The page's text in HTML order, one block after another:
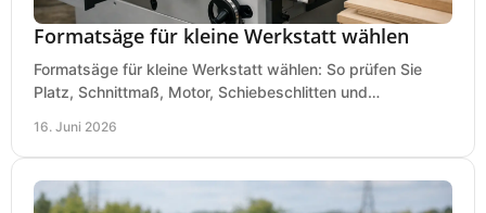
Formatsäge für kleine Werkstatt wählen
Formatsäge für kleine Werkstatt wählen: So prüfen Sie
Platz, Schnittmaß, Motor, Schiebeschlitten und
16. Juni 2026